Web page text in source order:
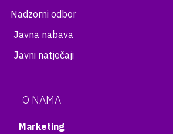
Nadzorni odbor
Javna nabava
Javni natječaji
O NAMA
Marketing